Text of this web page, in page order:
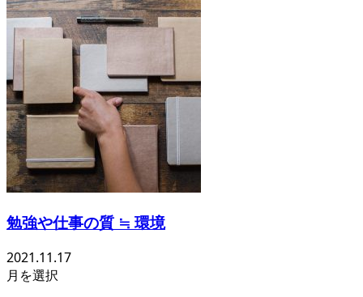
勉強や仕事の質 ≒ 環境
2021.11.17
月を選択